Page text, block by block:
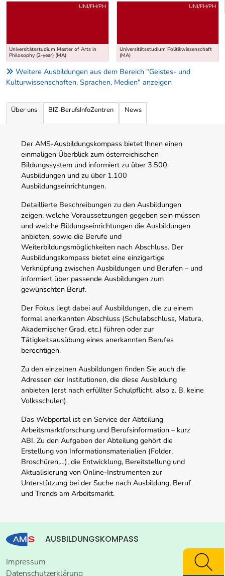
Uber weitere Ausbildungsvorschläge
Universitätsstudium Master of Arts in
Philosophy (2-year) (MA)
UNI/FH/PH
Universitätsstudium Politikwissenschaft
(MA)
UNI/FH/PH
Weitere Ausbildungen aus dem Bereich "Geistes- und
Kulturwissenschaften, Sprachen, Medien" anzeigen
Über uns BIZ-BerufsInfoZentren News
Der AMS-Ausbildungskompass bietet Ihnen einen
einmaligen Überblick zum österreichischen
Bildungssystem und informiert zu über 3.500
Ausbildungen und zu über 1.100
Ausbildungseinrichtungen.
Detaillierte Beschreibungen zu den Ausbildungen
zeigen, welche Voraussetzungen gegeben sein müssen
und welche Bildungseinrichtungen die Ausbildungen
anbieten, sowie die Berufe und
Weiterbildungsmöglichkeiten nach Abschluss. Der
Ausbildungskompass bietet eine einzigartige
Verknüpfung zwischen Ausbildungen und Berufen – und
informiert über passende Ausbildungen zum
gewünschten Beruf.
Der Fokus liegt dabei auf Ausbildungen, die zu einem
formal anerkannten Abschluss (Schulabschluss, Matura,
Akademischer Grad, etc.) führen oder zur
Tätigkeitsausübung eines anerkannten Berufes
berechtigen.
Zu den einzelnen Ausbildungen finden Sie auch die
Adressen der Institutionen, die diese Ausbildung
anbieten (erst nach erfüllter Schulpflicht, also z. B. keine
Volksschulen).
Das Webportal ist ein Service der Abteilung
Arbeitsmarktforschung und Berufsinformation – kurz
ABI. Zu den Aufgaben der Abteilung gehört die
Erstellung von Informationsmaterialien (Folder,
Broschüren,…), die Entwicklung, Bereitstellung und
Aktualisierung von Online-Instrumenten zur
Unterstützung bei der Suche nach Ausbildung, Beruf
und Trends am Arbeitsmarkt.
AUSBILDUNGSKOMPASS
Impressum
Datenschutzerklärung